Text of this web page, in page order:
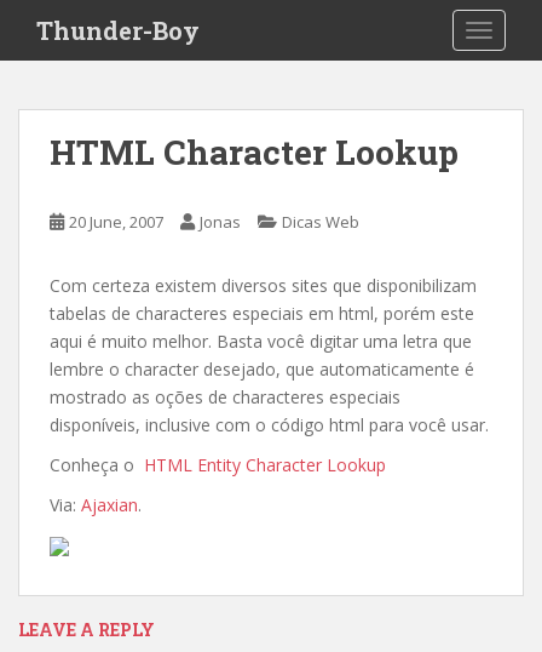
i
Thunder-Boy
HTML Character Lookup
20 June, 2007 Jonas Dicas Web
Com certeza existem diversos sites que disponibilizam
tabelas de characteres especiais em html, porém este
aqui é muito melhor. Basta você digitar uma letra que
lembre o character desejado, que automaticamente é
mostrado as oções de characteres especiais
disponíveis, inclusive com o código html para você usar.
Conheça o HTML Entity Character Lookup
Via: Ajaxian.
LEAVE A REPLY